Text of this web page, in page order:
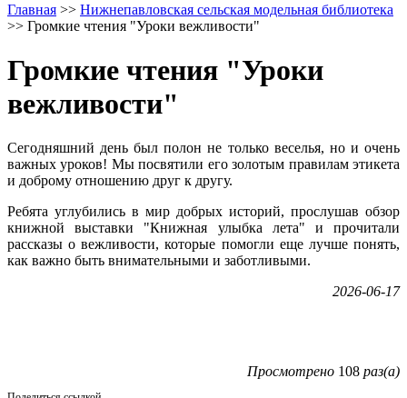
Главная >> Нижнепавловская сельская модельная библиотека
>> Громкие чтения "Уроки вежливости"
Громкие чтения "Уроки
вежливости"
Сегодняшний день был полон не только веселья, но и очень
важных уроков! Мы посвятили его золотым правилам этикета
и доброму отношению друг к другу.
Ребята углубились в мир добрых историй, прослушав обзор
книжной выставки "Книжная улыбка лета" и прочитали
рассказы о вежливости, которые помогли еще лучше понять,
как важно быть внимательными и заботливыми.
2026-06-17
Просмотрено 108 раз(а)